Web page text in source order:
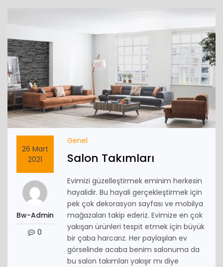
26 Mart
2021
Bw-Admin
0
Genel
Salon Takımları
Evimizi güzelleştirmek eminim herkesin
hayalidir. Bu hayali gerçekleştirmek için
pek çok dekorasyon sayfası ve mobilya
mağazaları takip ederiz. Evimize en çok
yakışan ürünleri tespit etmek için büyük
bir çaba harcarız. Her paylaşılan ev
görselinde acaba benim salonuma da
bu salon takımları yakışır mı diye